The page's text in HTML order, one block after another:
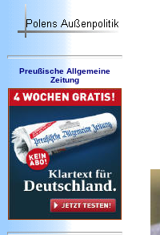
Preußische Allgemeine
Zeitung